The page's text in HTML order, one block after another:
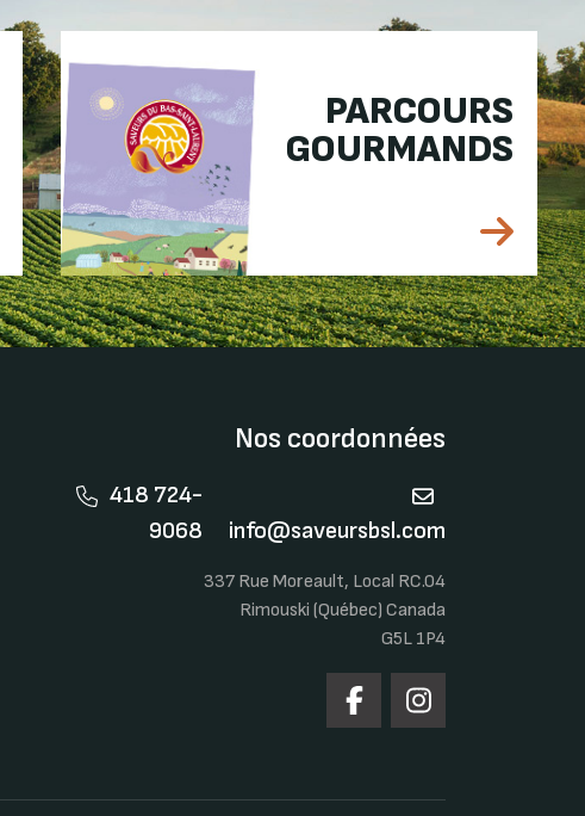
PARCOURS
GOURMANDS
Nos coordonnées
418 724-
9068
info@saveursbsl.com
337 Rue Moreault, Local RC.04
Rimouski (Québec) Canada
G5L 1P4